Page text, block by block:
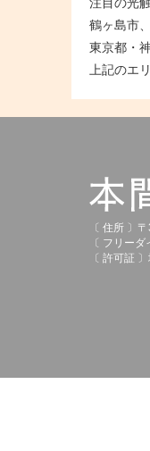
鶴ヶ島市
東京都・
上記のエ
〔 住所 〕
〔 フリー
〔 許可証